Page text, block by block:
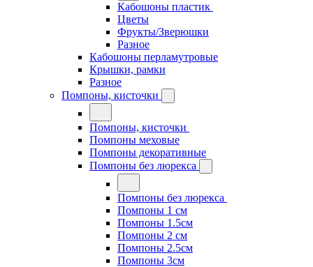
Кабошоны пластик
Цветы
Фрукты/Зверюшки
Разное
Кабошоны перламутровые
Крышки, рамки
Разное
Помпоны, кисточки
Помпоны, кисточки
Помпоны меховые
Помпоны декоративные
Помпоны без люрекса
Помпоны без люрекса
Помпоны 1 см
Помпоны 1.5см
Помпоны 2 см
Помпоны 2.5см
Помпоны 3см